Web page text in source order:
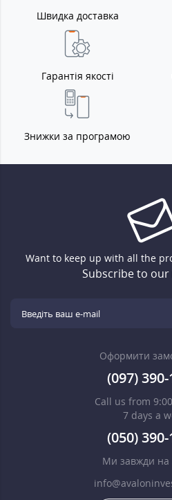
Швидка доставка
Гарантія якості
Знижки за програмою
Want to keep up with all the
Subscribe to
Оформити
(097)
Call us from
7 days a
(050)
Ми завжди на